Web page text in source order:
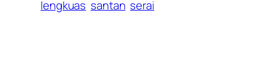
lengkuas santan serai